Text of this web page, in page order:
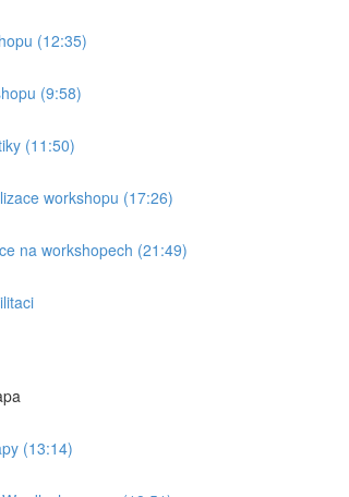
(12:35)
(9:58)
(11:50)
workshopu (17:26)
na workshopech (21:49)
(13:14)